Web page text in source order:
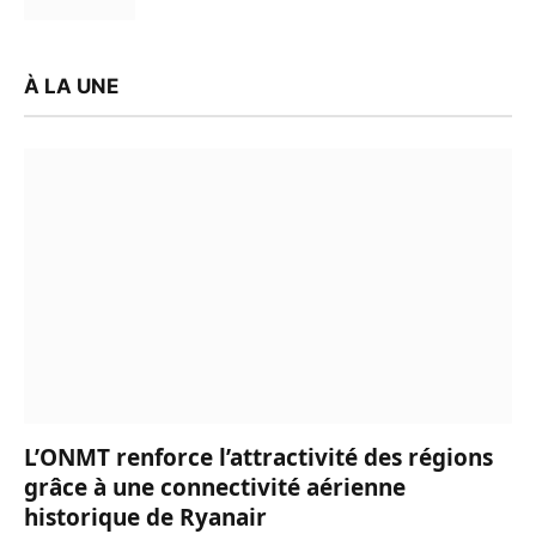
À LA UNE
L’ONMT renforce l’attractivité des régions
grâce à une connectivité aérienne
historique de Ryanair